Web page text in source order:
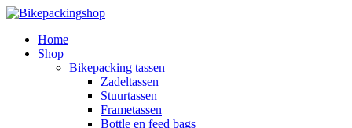
Home
Shop
Bikepacking tassen
Zadeltassen
Stuurtassen
Frametassen
Bottle en feed bags